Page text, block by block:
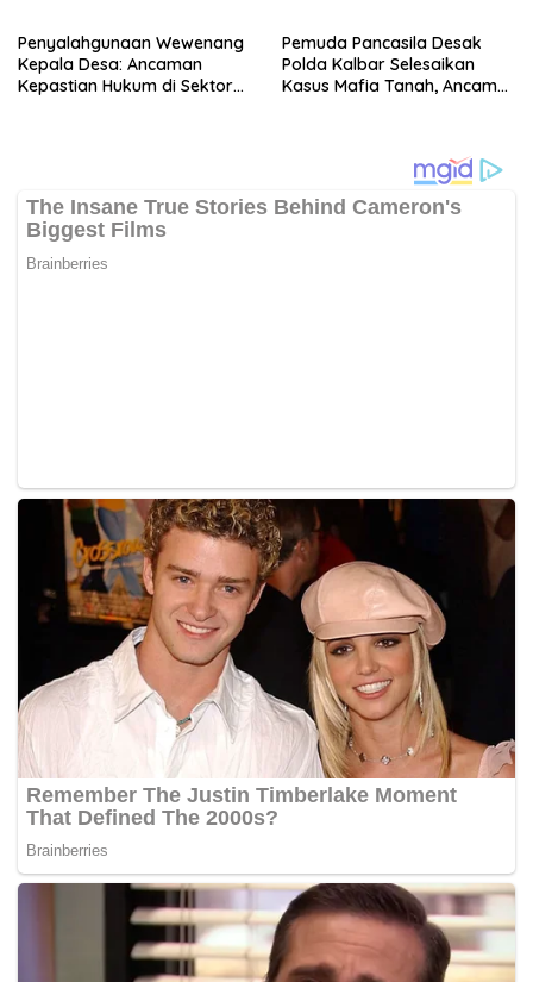
Penyalahgunaan Wewenang
Kepala Desa: Ancaman
Kepastian Hukum di Sektor
Pemuda Pancasila Desak
Polda Kalbar Selesaikan
Kasus Mafia Tanah, Ancam